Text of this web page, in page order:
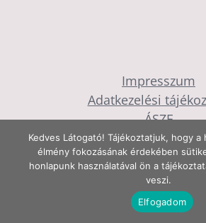
Impresszum
Adatkezelési
ÁSZF
Fotók: Vida Ákos
Kedves Látogató! Tájékoztatjuk, hogy a
élmény fokozásának érdekében
honlapunk használatával ön a
veszi.
Elfogadom